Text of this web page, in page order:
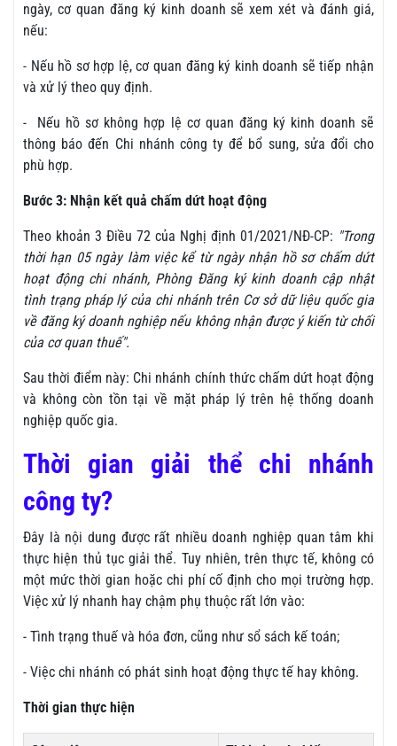
ngày, cơ quan đăng ký kinh doanh sẽ xem xét và đánh giá,
nếu:
- Nếu hồ sơ hợp lệ, cơ quan đăng ký kinh doanh sẽ tiếp nhận
và xử lý theo quy định.
- Nếu hồ sơ không hợp lệ cơ quan đăng ký kinh doanh sẽ
thông báo đến Chi nhánh công ty để bổ sung, sửa đổi cho
phù hợp.
Bước 3: Nhận kết quả chấm dứt hoạt động
Theo khoản 3 Điều 72 của Nghị định 01/2021/NĐ-CP: "Trong
thời hạn 05 ngày làm việc kể từ ngày nhận hồ sơ chấm dứt
hoạt động chi nhánh, Phòng Đăng ký kinh doanh cập nhật
tình trạng pháp lý của chi nhánh trên Cơ sở dữ liệu quốc gia
về đăng ký doanh nghiệp nếu không nhận được ý kiến từ chối
của cơ quan thuế".
Sau thời điểm này: Chi nhánh chính thức chấm dứt hoạt động
và không còn tồn tại về mặt pháp lý trên hệ thống doanh
nghiệp quốc gia.
Thời gian giải thể chi nhánh
công ty?
Đây là nội dung được rất nhiều doanh nghiệp quan tâm khi
thực hiện thủ tục giải thể. Tuy nhiên, trên thực tế, không có
một mức thời gian hoặc chi phí cố định cho mọi trường hợp.
Việc xử lý nhanh hay chậm phụ thuộc rất lớn vào:
- Tình trạng thuế và hóa đơn, cũng như sổ sách kế toán;
- Việc chi nhánh có phát sinh hoạt động thực tế hay không.
Thời gian thực hiện